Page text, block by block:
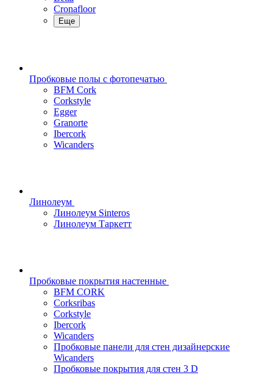
Cronafloor
Еще
Пробковые полы с фотопечатью
BFM Cork
Corkstyle
Egger
Granorte
Ibercork
Wicanders
Линолеум
Линолеум Sinteros
Линолеум Таркетт
Пробковые покрытия настенные
BFM CORK
Corksribas
Corkstyle
Ibercork
Wicanders
Пробковые панели для стен дизайнерские
Wicanders
Пробковые покрытия для стен 3 D